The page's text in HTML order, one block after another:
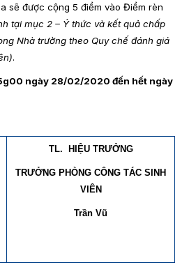
sẽ được cộng 5 điểm vào Điểm rèn
tại mục 2 – Ý thức và kết quả chấp
Nhà trường theo Quy chế đánh giá
.
ngày 28/02/2020 đến hết ngày
TL. HIỆU TRƯỞNG
TRƯỞNG PHÒNG CÔNG TÁC SINH
VIÊN
Trần Vũ